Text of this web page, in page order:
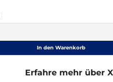
In den Warenkorb
Erfahre mehr über